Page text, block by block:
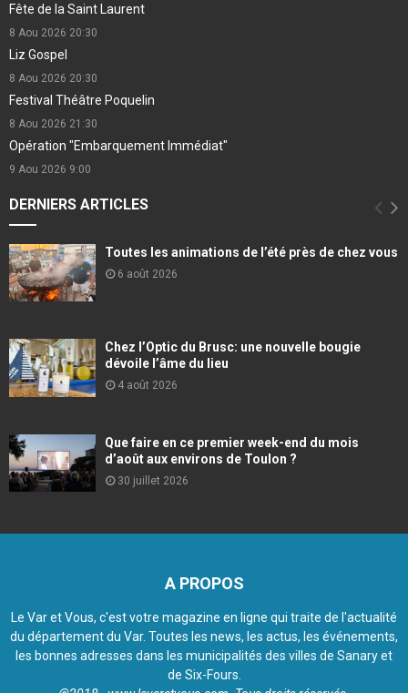
Fête de la Saint Laurent
8 Aou 2026 20:30
Liz Gospel
8 Aou 2026 20:30
Festival Théâtre Poquelin
8 Aou 2026 21:30
Opération "Embarquement Immédiat"
9 Aou 2026 9:00
DERNIERS ARTICLES
Toutes les animations de l’été près de chez vous
6 août 2026
Chez l’Optic du Brusc: une nouvelle bougie
dévoile l’âme du lieu
4 août 2026
Que faire en ce premier week-end du mois
d’août aux environs de Toulon ?
30 juillet 2026
A PROPOS
Le Var et Vous, c'est votre magazine en ligne qui traite de l'actualité
du département du Var. Toutes les news, les actus, les événements,
les bonnes adresses dans les municipalités des villes de Sanary et
de Six-Fours.